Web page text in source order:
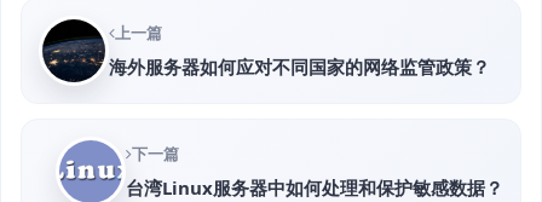
上一篇
海外服务器如何应对不同国家的网络监管政策？
下一篇
台湾Linux服务器中如何处理和保护敏感数据？